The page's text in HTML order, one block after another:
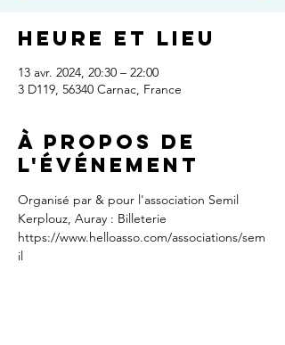
Heure et lieu
13 avr. 2024, 20:30 – 22:00
3 D119, 56340 Carnac, France
À propos de
l'événement
Organisé par & pour l'association Semil
Kerplouz, Auray : Billeterie
https://www.helloasso.com/associations/sem
il